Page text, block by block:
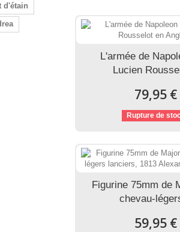
d'étain
L'armée de
Lucien
79,95 €
Rupture de
Figurine 75mm de
chevau-
59,95 €